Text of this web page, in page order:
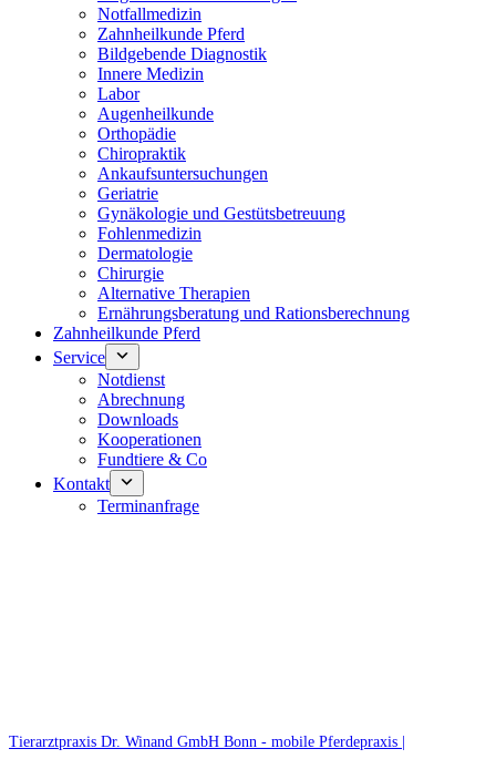
Notfallmedizin
Zahnheilkunde Pferd
Bildgebende Diagnostik
Innere Medizin
Labor
Augenheilkunde
Orthopädie
Chiropraktik
Ankaufsuntersuchungen
Geriatrie
Gynäkologie und Gestütsbetreuung
Fohlenmedizin
Dermatologie
Chirurgie
Alternative Therapien
Ernährungsberatung und Rationsberechnung
Zahnheilkunde Pferd
Service
Notdienst
Abrechnung
Downloads
Kooperationen
Fundtiere & Co
Kontakt
Terminanfrage
Tierarztpraxis Dr. Winand GmbH Bonn - mobile Pferdepraxis |